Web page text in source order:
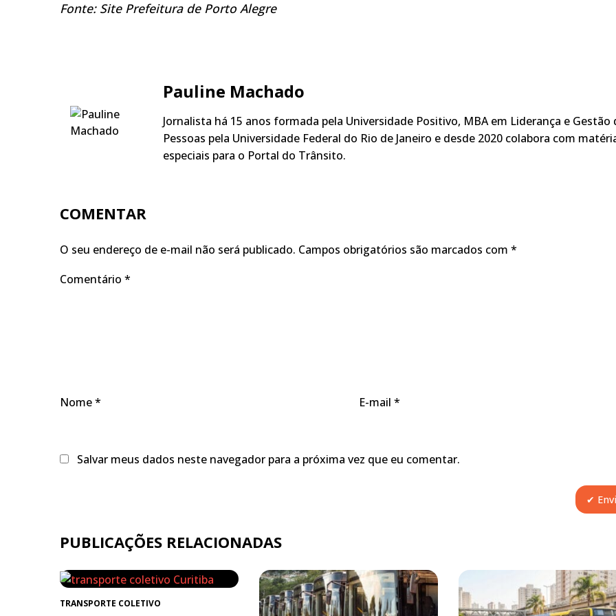
Fonte: Site Prefeitura de Porto Alegre
Pauline Machado
Jornalista há 15 anos formada pela Universidade Positivo, MBA em Liderança e Gestão
Pessoas pela Universidade Federal do Rio de Janeiro e desde 2020 colabora com
especiais para o Portal do Trânsito.
COMENTAR
O seu endereço de e-mail não será publicado. Campos obrigatórios são marcados com *
Comentário *
Nome* E-mail *
Salvar meus dados neste navegador para a próxima vez que eu comentar.
PUBLICAÇÕES RELACIONADAS
TRANSPORTE COLETIVO